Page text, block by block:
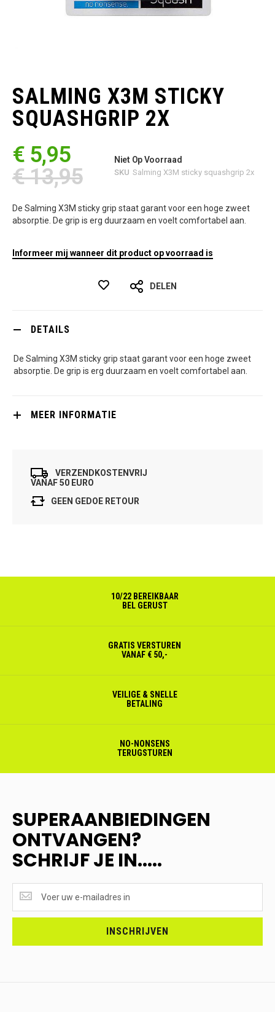
begin
van
de
afbeeldingen-
SALMING X3M STICKY
SQUASHGRIP 2X
€ 5,95
€ 13,95
Niet Op Voorraad
SKU Salming X3M sticky squashgrip 2x
De Salming X3M sticky grip staat garant voor een hoge zweet
absorptie. De grip is erg duurzaam en voelt comfortabel aan.
Informeer mij wanneer dit product op voorraad is
DELEN
DETAILS
De Salming X3M sticky grip staat garant voor een hoge zweet
absorptie. De grip is erg duurzaam en voelt comfortabel aan.
MEER INFORMATIE
VERZENDKOSTENVRIJ
VANAF 50 EURO
GEEN GEDOE RETOUR
10/22 BEREIKBAAR
BEL GERUST
GRATIS VERSTUREN
VANAF € 50,-
VEILIGE & SNELLE
BETALING
NO-NONSENS
TERUGSTUREN
SUPERAANBIEDINGEN
ONTVANGEN?
SCHRIJF JE IN.....
ONTVANGEN?
<br>SCHRIJF
INSCHRIJVEN